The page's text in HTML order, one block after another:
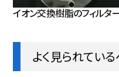
イオン交換樹脂のフィルタ
よく見られてい